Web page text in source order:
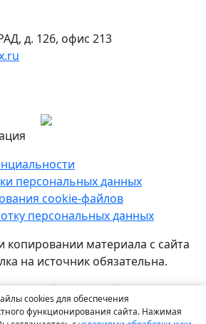
cookies для обеспечения
функционирования сайта. Нажимая
д. 126, офис 213
персональных данных
cookie-файлов
персональных данных
копировании материала с сайта
на источник обязательна.
компаний и товарные
на сайте исключительно в